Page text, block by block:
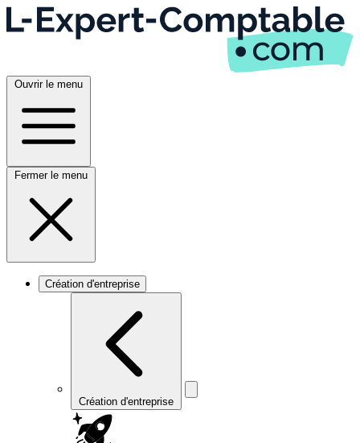
Ouvrir le menu
Fermer le menu
Création d'entreprise
Création d'entreprise